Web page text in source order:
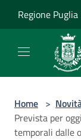
Regione Puglia
Home >
Prevista per
temporali dalle